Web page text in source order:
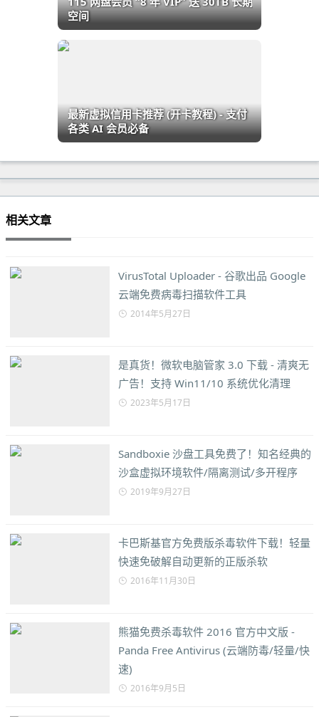
空间
最新虚拟信用卡推荐 (开卡教程) - 支付
各类 AI 会员必备
相关文章
VirusTotal Uploader - 谷歌出品 Google
云端免费病毒扫描软件工具
2014年5月27日
是真货！微软电脑管家 3.0 下载 - 清爽无
广告！支持 Win11/10 系统优化清理
2023年5月17日
Sandboxie 沙盘工具免费了！知名经典的
沙盒虚拟环境软件/隔离测试/多开程序
2019年9月27日
卡巴斯基官方免费版杀毒软件下载！轻量
快速免破解自动更新的正版杀软
2016年11月30日
熊猫免费杀毒软件 2016 官方中文版 -
Panda Free Antivirus (云端防毒/轻量/快
速)
2016年9月5日